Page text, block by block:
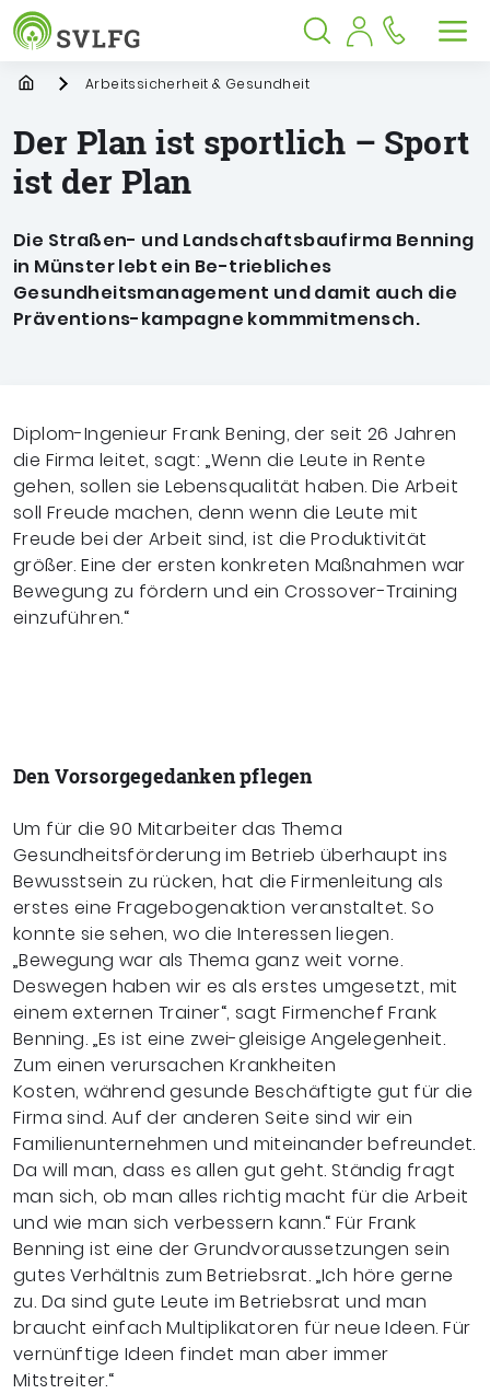
Inhalt
Suche
Springe zu: Hauptmenü
Sozialversicherung für
Suche öffnen
Suche schließen
StartpageArbeitssicherheit & Gesundheit
Der Plan ist sportlich – Sport
ist der Plan
Die Straßen- und Landschaftsbaufirma Benning
in Münster lebt ein Be-triebliches
Gesundheitsmanagement und damit auch die
Präventions-kampagne kommmitmensch.
Diplom-Ingenieur Frank Bening, der seit 26 Jahren
die Firma leitet, sagt: „Wenn die Leute in Rente
gehen, sollen sie Lebensqualität haben. Die Arbeit
soll Freude machen, denn wenn die Leute mit
Freude bei der Arbeit sind, ist die Produktivität
größer. Eine der ersten konkreten Maßnahmen war
Bewegung zu fördern und ein Crossover-Training
einzuführen.“
Den Vorsorgegedanken pflegen
Um für die 90 Mitarbeiter das Thema
Gesundheitsförderung im Betrieb überhaupt ins
Bewusstsein zu rücken, hat die Firmenleitung als
erstes eine Fragebogenaktion veranstaltet. So
konnte sie sehen, wo die Interessen liegen.
„Bewegung war als Thema ganz weit vorne.
Deswegen haben wir es als erstes umgesetzt, mit
einem externen Trainer“, sagt Firmenchef Frank
Benning. „Es ist eine zwei-gleisige Angelegenheit.
Zum einen verursachen Krankheiten
Kosten, während gesunde Beschäftigte gut für die
Firma sind. Auf der anderen Seite sind wir ein
Familienunternehmen und miteinander befreundet.
Da will man, dass es allen gut geht. Ständig fragt
man sich, ob man alles richtig macht für die Arbeit
und wie man sich verbessern kann.“ Für Frank
Benning ist eine der Grundvoraussetzungen sein
gutes Verhältnis zum Betriebsrat. „Ich höre gerne
zu. Da sind gute Leute im Betriebsrat und man
braucht einfach Multiplikatoren für neue Ideen. Für
vernünftige Ideen findet man aber immer
Mitstreiter.“